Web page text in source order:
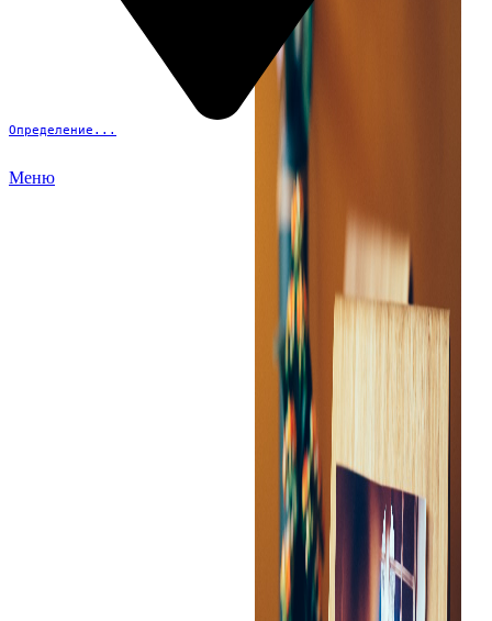
Определение...
Меню